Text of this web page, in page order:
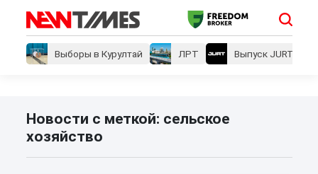
Выборы в Курултай ЛРТ Выпуск JURT
Новости с меткой: сельское
хозяйство